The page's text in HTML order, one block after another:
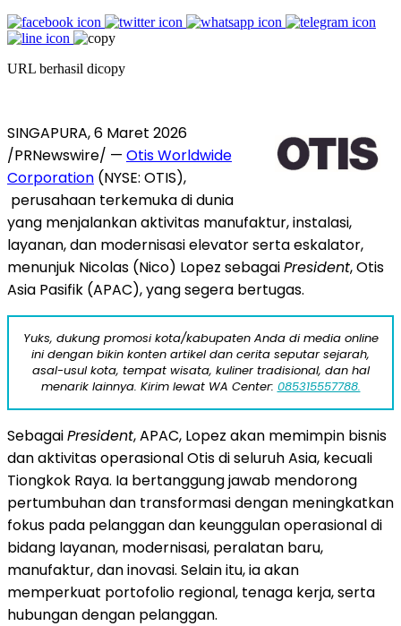
URL berhasil dicopy
SINGAPURA,6 Maret 2026
/PRNewswire/ — Otis Worldwide
Corporation (NYSE: OTIS),
perusahaan terkemuka di dunia
yang menjalankan aktivitas manufaktur, instalasi,
layanan, dan modernisasi elevator serta eskalator,
menunjuk Nicolas (Nico) Lopez sebagaiPresident, Otis
Asia Pasifik (APAC), yang segera bertugas.
Yuks, dukung promosi kota/kabupaten Anda di media online
ini dengan bikin konten artikel dan cerita seputar sejarah,
asal-usul kota, tempat wisata, kuliner tradisional, dan hal
menarik lainnya. Kirim lewat WA Center: 085315557788.
SebagaiPresident, APAC, Lopez akan memimpin bisnis
dan aktivitas operasional Otis di seluruh Asia, kecuali
Tiongkok Raya. Ia bertanggung jawab mendorong
pertumbuhan dan transformasi dengan meningkatkan
fokus pada pelanggan dan keunggulan operasional di
bidang layanan, modernisasi, peralatan baru,
manufaktur, dan inovasi. Selain itu, ia akan
memperkuat portofolio regional, tenaga kerja, serta
hubungan dengan pelanggan.